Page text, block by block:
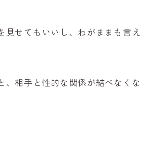
せてもいいし、わがままも言
相手と性的な関係が結べなく